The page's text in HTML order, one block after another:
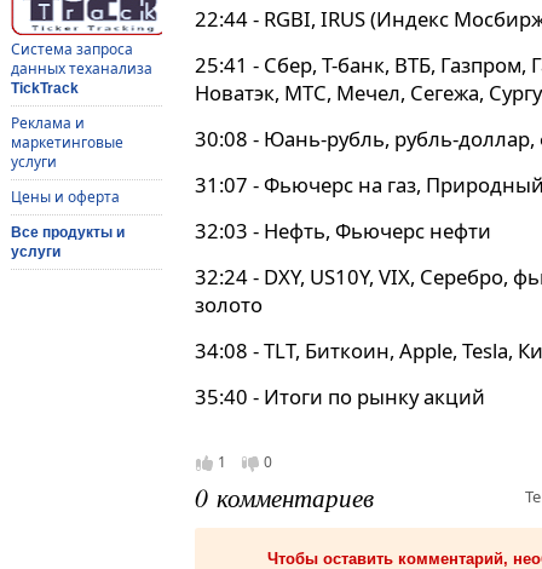
Система запроса
данных теханализа
TickTrack
Реклама и
маркетинговые
услуги
Цены и оферта
Все продукты и
услуги
22:44 - RGBI, IRUS (Индекс
25:41 - Сбер, Т-банк, ВТБ,
Новатэк, МТС, Мечел, Сегежа,
30:08 - Юань-рубль, рубль-
31:07 - Фьючерс на газ,
32:03 - Нефть, Фьючерс нефти
32:24 - DXY, US10Y, VIX, Серебро,
золото
34:08 - TLT, Биткоин, Apple, Tesla,
35:40 - Итоги по рынку акций
1 0
0 комментариев
Чтобы оставить комментарий,